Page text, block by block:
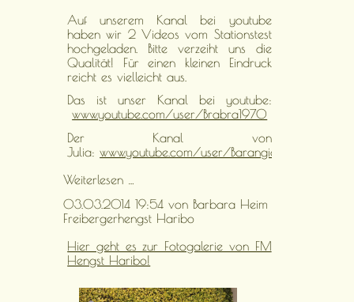
Auf unserem Kanal bei youtube
haben wir 2 Videos vom Stationstest
hochgeladen. Bitte verzeiht uns die
Qualität! Für einen kleinen Eindruck
reicht es vielleicht aus.
Das ist unser Kanal bei youtube:
www.youtube.com/user/Brabra1970
Der Kanal von
Julia:www.youtube.com/user/Barangie2005
Weiterlesen …
Stationstest
03.03.2014 19:54 von Barbara Heim
Freibergerhengst Haribo
Hier geht es zur Fotogalerie von FM
Hengst Haribo!